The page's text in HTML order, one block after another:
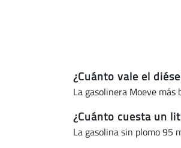
¿Cuánto vale el
La gasolinera Moeve
¿Cuánto cuesta un
La gasolina sin plomo 95